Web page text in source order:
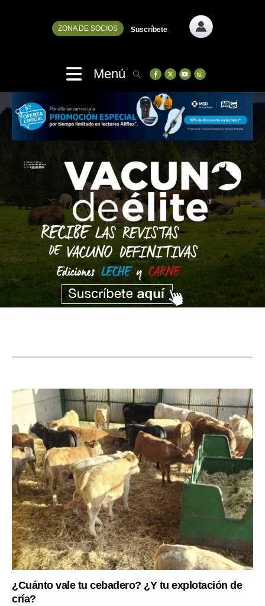
ZONA DE SOCIOS Suscríbete
Menú
¿Cuánto vale tu cebadero? ¿Y tu explotación de
cría?